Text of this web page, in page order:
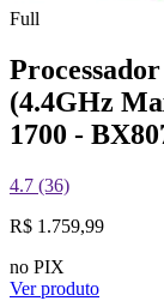
Full
(4.4GHz
1700 -
4.7 (36)
R$ 1.759,99
no PIX
Ver produto